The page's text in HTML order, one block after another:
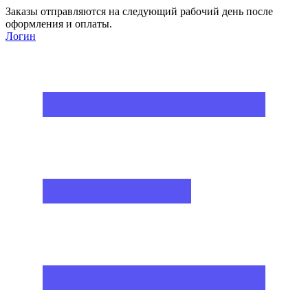
Заказы отправляются на следующий рабочий день после
оформления и оплаты.
Логин